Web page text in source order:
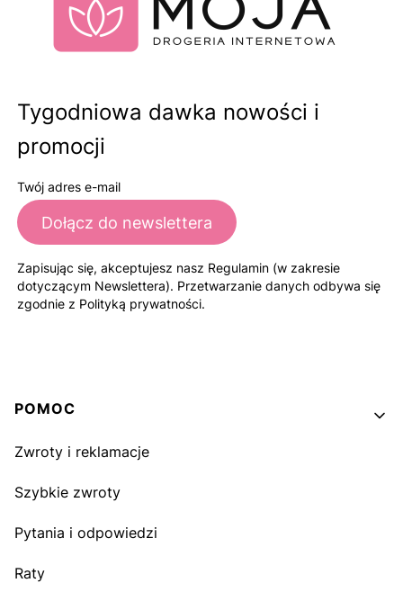
Tygodniowa dawka nowości i
promocji
Twój adres e-mail
Dołącz do newslettera
Zapisując się, akceptujesz nasz Regulamin (w zakresie
dotyczącym Newslettera). Przetwarzanie danych odbywa się
zgodnie z Polityką prywatności.
Linki w stopce
POMOC
Zwroty i reklamacje
Szybkie zwroty
Pytania i odpowiedzi
Raty